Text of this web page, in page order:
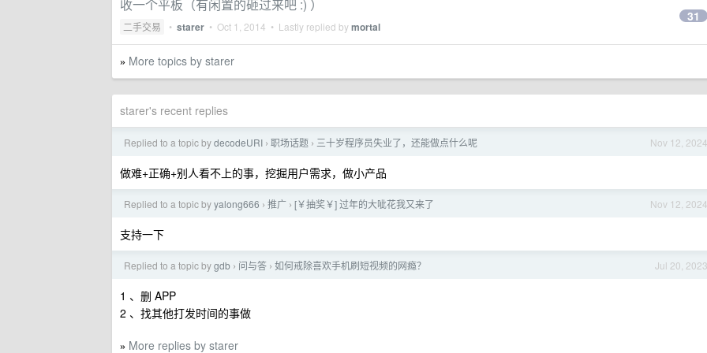
收一个平板（有闲置的砸过来吧 :) ）
二手交易 • starer • Oct 1, 2014 • Lastly replied bymortal
31
» More topics by starer
starer's recent replies
Nov 12, 2024
Replied to a topic bydecodeURI › 职场话题 › 三十岁程序员失业了，还能做点什么呢
做难+正确+别人看不上的事，挖掘用户需求，做小产品
Nov 12, 2024
Replied to a topic byyalong666 › 推广 › [￥抽奖￥] 过年的大呲花我又来了
支持一下
Jul 20, 2023
Replied to a topic bygdb › 问与答 › 如何戒除喜欢手机刷短视频的网瘾？
1 、删 APP
2 、找其他打发时间的事做
» More replies by starer